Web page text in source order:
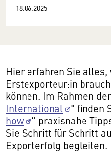
18.06.2025
Hier erfahren Sie alles,
Erstexporteur:in
können. Im Rahmen
International
" finden
how
“ praxisnahe
Sie Schritt für Schritt
Exporterfolg begleiten.